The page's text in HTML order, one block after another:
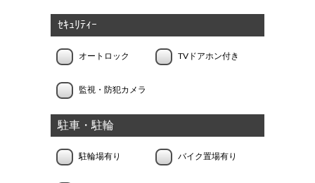
ｾｷｭﾘﾃｨｰ
オートロック TVドアホン付き
監視・防犯カメラ
駐車・駐輪
駐輪場有り バイク置場有り